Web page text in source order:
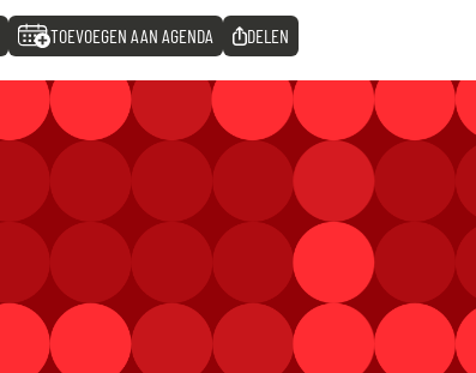
TOEVOEGEN AAN AGENDA DELEN